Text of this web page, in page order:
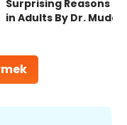
Surprising Reasons
in Adults By Dr.